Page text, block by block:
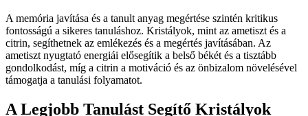
A memória javítása és a tanult anyag megértése szintén kritikus
fontosságú a sikeres tanuláshoz. Kristályok, mint az ametiszt és a
citrin, segíthetnek az emlékezés és a megértés javításában. Az
ametiszt nyugtató energiái elősegítik a belső békét és a tisztább
gondolkodást, míg a citrin a motiváció és az önbizalom növelésével
támogatja a tanulási folyamatot.
A Legjobb Tanulást Segítő Kristályok